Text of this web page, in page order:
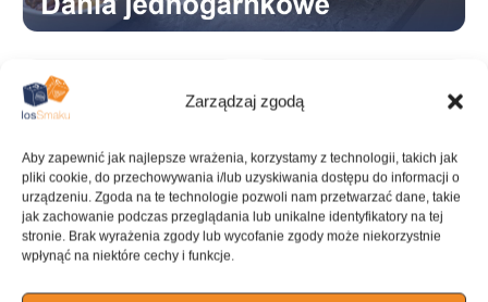
Zarządzaj zgodą
Aby zapewnić jak najlepsze wrażenia, korzystamy z technologii, takich jak
pliki cookie, do przechowywania i/lub uzyskiwania dostępu do informacji o
urządzeniu. Zgoda na te technologie pozwoli nam przetwarzać dane, takie
jak zachowanie podczas przeglądania lub unikalne identyfikatory na tej
stronie. Brak wyrażenia zgody lub wycofanie zgody może niekorzystnie
wpłynąć na niektóre cechy i funkcje.
3 h 15 min
KALORIE
1727 kcal
Dania